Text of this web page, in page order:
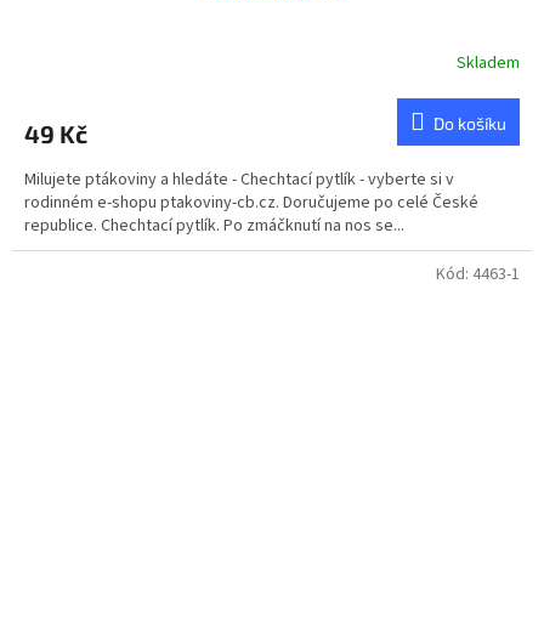
je
z
5
hvězdiček.
Skladem
49 Kč Do košíku
Milujete ptákoviny a hledáte - Chechtací pytlík - vyberte si v
rodinném e-shopu ptakoviny-cb.cz. Doručujeme po celé České
republice. Chechtací pytlík. Po zmáčknutí na nos se...
Kód: 4463-1